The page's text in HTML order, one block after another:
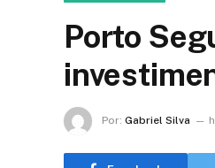
Porto
Por: Gabriel Silva